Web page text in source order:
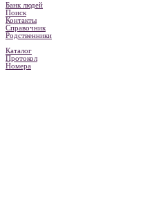
Банк людей
Поиск
Контакты
Справочник
Родственники
Каталог
Протокол
Номера